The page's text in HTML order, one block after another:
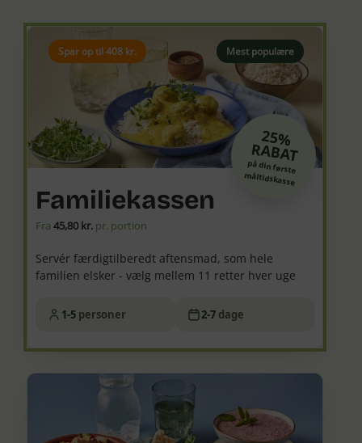
Mest populære
Spar op til 408 kr.
25%
RABAT
på din første
måltidskasse
Familiekassen
Fra45,80 kr. pr. portion
Servér færdigtilberedt aftensmad, som hele
familien elsker - vælg mellem 11 retter hver uge
1-5 personer 2-7 dage